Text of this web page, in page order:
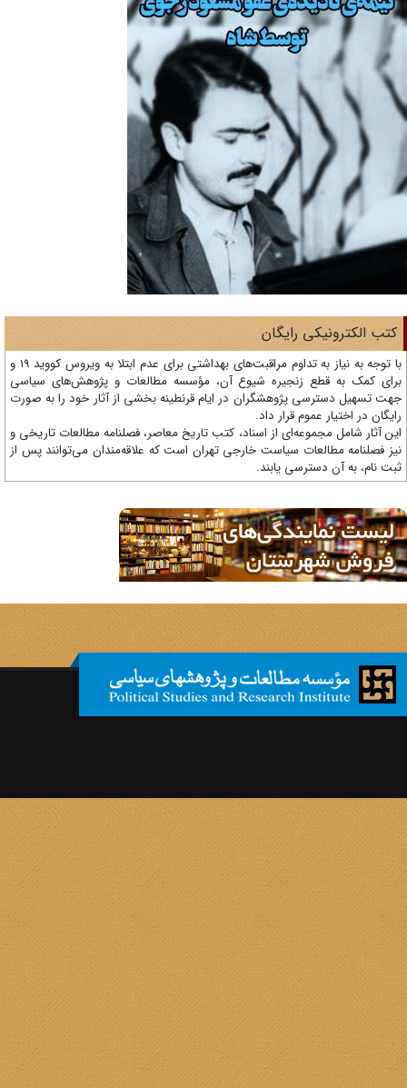
الکترونیکی رایگان
با توجه به نیاز به تداوم مراقبت‌های بهداشتی برای عدم ابتلا به ویروس کووید 19 و
کمک به قطع زنجیره شیوع آن، مؤسسه مطالعات و پژوهش‌های سیاسی
تسهیل دسترسی پژوهشگران در ایام قرنطینه بخشی از آثار خود را به صورت
در اختیار عموم قرار داد.
آثار شامل مجموعه‌ای از اسناد، کتب تاریخ معاصر، فصلنامه‌ مطالعات تاریخی و
فصلنامه مطالعات سیاست خارجی تهران است که علاقه‌مندان می‌توانند پس از
نام، به آن دسترسی یابند.